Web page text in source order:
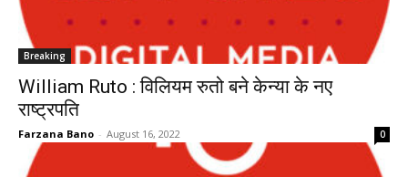
Breaking
William Ruto : विलियम रुतो बने केन्या के नए
राष्ट्रपति
Farzana Bano - August 16, 2022 0